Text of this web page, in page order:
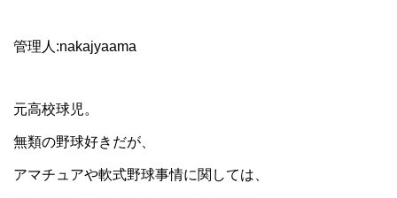
管理人:nakajyaama
元高校球児。
無類の野球好きだが、
アマチュアや軟式野球事情に関しては、